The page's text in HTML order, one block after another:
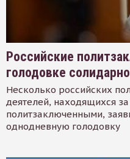
Российские
голодовке
Несколько российских
деятелей, находящихся
политзаключенными,
однодневную голодовку